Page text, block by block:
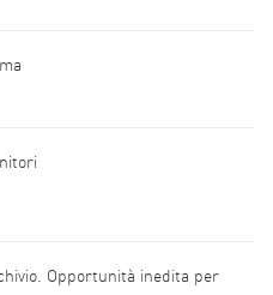
Opportunità inedita per